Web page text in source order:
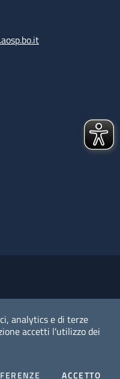
analytics e di terze
accetti l'utilizzo dei
COOKIESACCETTOI
personale